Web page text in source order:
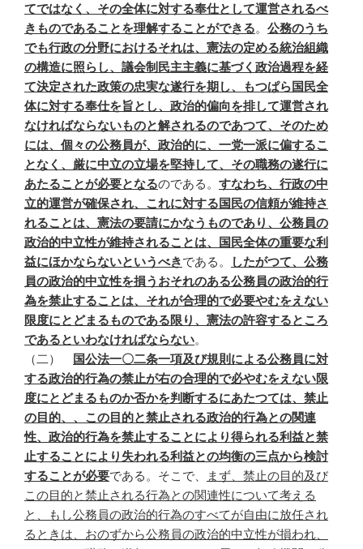
てではなく、その全体に対する奉仕として運営されるべ
きものであることを理解することができる。 公務のうち
でも行政の分野におけるそれは、憲法の定める統治組織
の構造に照らし、議会制民主主義に基づく政治過程を経
て決定された政策の忠実な遂行を期し、もつぱら国民全
体に対する奉仕を旨とし、政治的偏向を排して運営され
なければならないものと解されるのであつて、そのため
には、個々の公務員が、政治的に、一党一派に偏するこ
となく、厳に中立の立場を堅持して、その職務の遂行に
あたることが必要となるのである。 すなわち、行政の中
立的運営が確保され、これに対する国民の信頼が維持さ
れることは、憲法の要請にかなうものであり、公務員の
政治的中立性が維持されることは、国民全体の重要な利
益にほかならないというべきである。
したがつて、公務
員の政治的中立性を損うおそれのある公務員の政治的行
為を禁止することは、それが合理的で必要やむをえない
限度にとどまるものである限り、憲法の許容するところ
であるといわなければならない。
（二）
国公法一〇二条一項及び規則による公務員に対
する政治的行為の禁止が右の合理的で必やむをえない限
度にとどまるものか否かを判断するにあたつては、禁止
の目的、、この目的と禁止される政治的行為との関連
性、政治的行為を禁止することにより得られる利益と禁
止することにより失われる利益との均衡の三点から検討
することが必要である。そこで、
まず、禁止の目的及び
この目的と禁止される行為との関連性について考える
と、もし公務員の政治的行為のすべてが自由に放任され
るときは、おのずから公務員の政治的中立性が損われ、